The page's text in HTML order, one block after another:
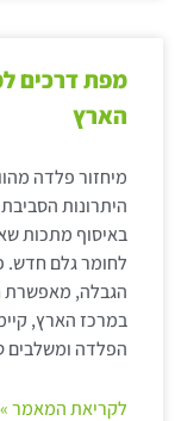
מפת דרכים
הארץ
מיחזור פלדה
היתרונות
באיסוף מתכות
לחומר גלם חדש.
הגבלה, מאפשרת
במרכז הארץ,
הפלדה ומשלבים
לקריאת המאמר »